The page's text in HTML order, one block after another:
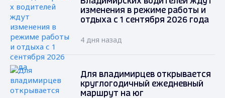
изменения в режиме работы и
отдыха с 1 сентября 2026 года
4 дня назад
Для владимирцев открывается
круглогодичный ежедневный
маршрут на юг